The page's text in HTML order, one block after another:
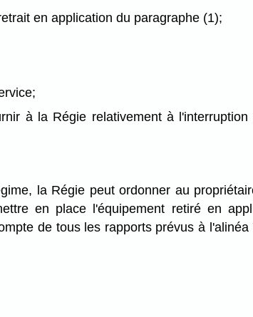
en application du paragraphe (1);
à la Régie relativement à l'interruption
la Régie peut ordonner au
en place l'équipement retiré en
de tous les rapports prévus à